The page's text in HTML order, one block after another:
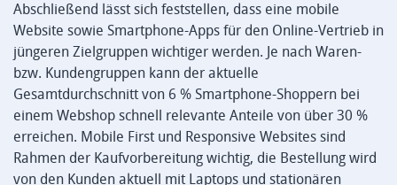
Abschließend lässt sich feststellen, dass eine mobile
Website sowie Smartphone-Apps für den Online-Vertrieb in
jüngeren Zielgruppen wichtiger werden. Je nach Waren-
bzw. Kundengruppen kann der aktuelle
Gesamtdurchschnitt von 6 % Smartphone-Shoppern bei
einem Webshop schnell relevante Anteile von über 30 %
erreichen. Mobile First und Responsive Websites sind
Rahmen der Kaufvorbereitung wichtig, die Bestellung wird
von den Kunden aktuell mit Laptops und stationären